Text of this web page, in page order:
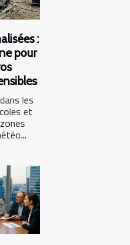
:
pour
les
et